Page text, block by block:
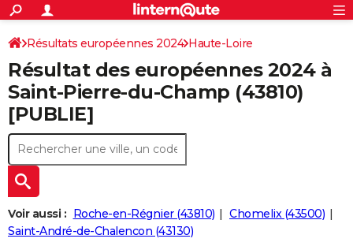
ACTUALITÉS
Politique
Société
Faits Divers
Education
Monde
Villes
+
SPORT
Coupe du monde 2026
Football
Tennis
Cyclisme
Rugby
Forum
CULTURE
Programme TV
TNT
Streaming
Cinéma
Sorties cinéma
Musique
+FINANCE
Retraite
Impôts
Epargne
Immobilier
Risques naturels par ville
Banque
Assurance
CréditAUTO
Essais
Réserver un essai
Citadines
Berlines
SUV
Forum auto
+HIGH-TECH
Mobiles
Meilleur smartphone
Internet
Ordinateurs
Jeux vidéo
Guide high-tech
+
BRICOLAGE
Forum
Aménagement intérieur
Extérieur
Cuisine
Salle de bains
Jardinage
Rangement
+
S'inscrire
Connexion
Résultats européennes 2024 Haute-Loire
Résultat des européennes 2024 à
Saint-Pierre-du-Champ (43810)
[PUBLIE]
Voir aussi : Roche-en-Régnier (43810)
Chomelix (43500)
Saint-André-de-Chalencon (43130)